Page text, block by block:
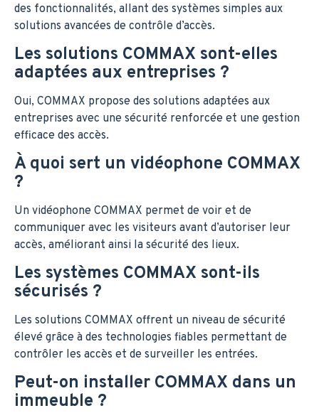
des fonctionnalités, allant des systèmes simples aux
solutions avancées de contrôle d’accès.
Les solutions COMMAX sont-elles
adaptées aux entreprises ?
Oui, COMMAX propose des solutions adaptées aux
entreprises avec une sécurité renforcée et une gestion
efficace des accès.
À quoi sert un vidéophone COMMAX
?
Un vidéophone COMMAX permet de voir et de
communiquer avec les visiteurs avant d’autoriser leur
accès, améliorant ainsi la sécurité des lieux.
Les systèmes COMMAX sont-ils
sécurisés ?
Les solutions COMMAX offrent un niveau de sécurité
élevé grâce à des technologies fiables permettant de
contrôler les accès et de surveiller les entrées.
Peut-on installer COMMAX dans un
immeuble ?